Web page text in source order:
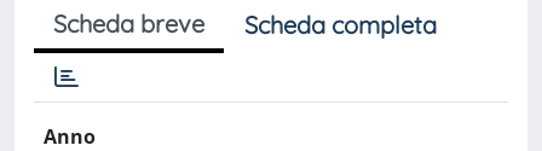
Scheda breve Scheda completa
Anno